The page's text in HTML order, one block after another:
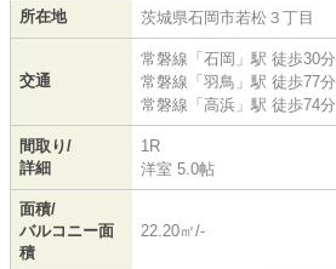
所在地 茨城県石岡市若松 ３丁目
交通
常磐線 「 石岡 」駅 徒歩30分
常磐線 「 羽鳥 」駅 徒歩77分
常磐線 「 高浜 」駅 徒歩74分
間取り/
詳細
1R
洋室 5.0帖
面積/
バルコニー面
積
22.20㎡/-